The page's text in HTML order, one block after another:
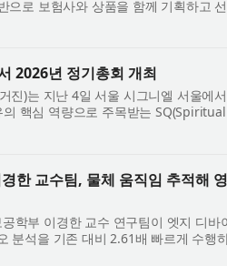
으로 보험사와 상품을 함께 기획하고
...
2026년 정기총회 개최
진)는 지난 4일 서울 시그니엘 서울에
의 핵심 역량으로 주목받는
했...
한 교수팀, 물체 움직임 추적해
학부 이경한 교수 연구팀이 엣지 디
분석을 기존 대비 2.61배 빠르게 수행
. 이 시스템...